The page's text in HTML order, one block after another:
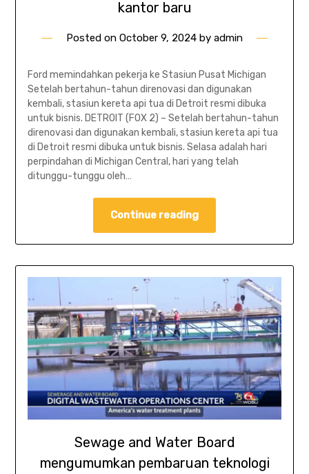
kantor baru
Posted on October 9, 2024 by admin
Ford memindahkan pekerja ke Stasiun Pusat Michigan
Setelah bertahun-tahun direnovasi dan digunakan
kembali, stasiun kereta api tua di Detroit resmi dibuka
untuk bisnis. DETROIT (FOX 2) – Setelah bertahun-tahun
direnovasi dan digunakan kembali, stasiun kereta api tua
di Detroit resmi dibuka untuk bisnis. Selasa adalah hari
perpindahan di Michigan Central, hari yang telah
ditunggu-tunggu oleh…
Continue reading
Sewage and Water Board
mengumumkan pembaruan teknologi